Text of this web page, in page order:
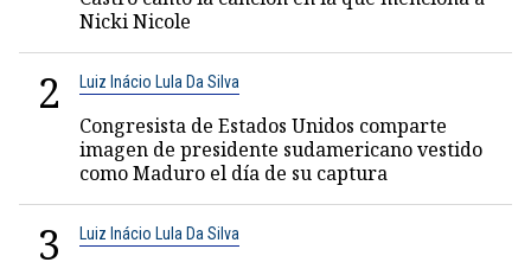
Nicki Nicole
2 Luiz Inácio Lula Da Silva
Congresista de Estados Unidos comparte
imagen de presidente sudamericano vestido
como Maduro el día de su captura
3 Luiz Inácio Lula Da Silva